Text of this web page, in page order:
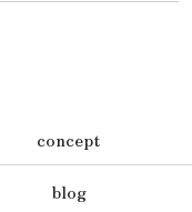
concept
blog